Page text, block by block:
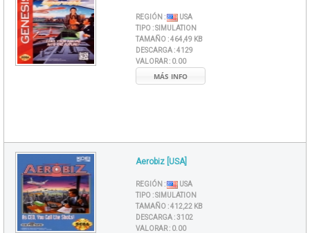
REGIÓN :
USA
TIPO :SIMULATION
TAMAÑO :464,49 KB
DESCARGA :4129
VALORAR : 0.00
MÁS INFO
Aerobiz [USA]
REGIÓN :
USA
TIPO :SIMULATION
TAMAÑO :412,22 KB
DESCARGA :3102
VALORAR : 0.00